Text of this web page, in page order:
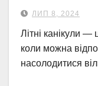
ЛИП 8, 2024
Літні канікули —
коли можна
насолодитися